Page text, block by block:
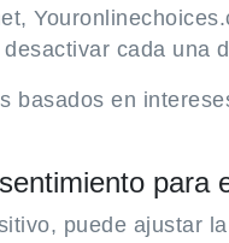
cada una
basados en
para
puede ajustar